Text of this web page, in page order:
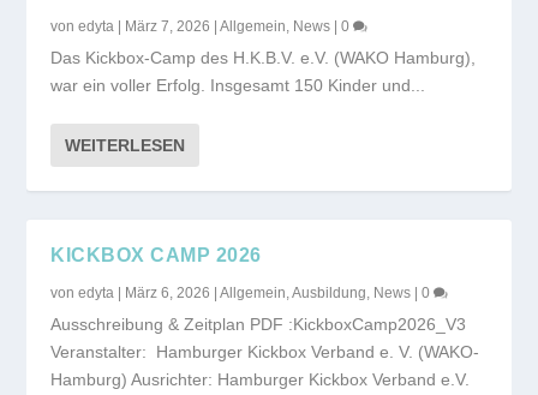
vonedyta | März 7, 2026 |Allgemein, News |0
Das Kickbox-Camp des H.K.B.V. e.V. (WAKO Hamburg),
war ein voller Erfolg. Insgesamt 150 Kinder und...
WEITERLESEN
KICKBOX CAMP 2026
vonedyta | März 6, 2026 |Allgemein,Ausbildung, News |0
Ausschreibung & Zeitplan PDF :KickboxCamp2026_V3
Veranstalter: Hamburger Kickbox Verband e. V. (WAKO-
Hamburg) Ausrichter: Hamburger Kickbox Verband e.V.